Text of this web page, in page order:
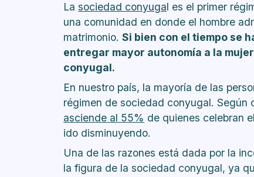
¿Qué pasa con la herencia en
¿Qué ocurre con las deudas
La sociedad conyugal es el primer
una comunidad en donde el hombre
matrimonio. Si bien con el tiempo se
entregar mayor autonomía a la
conyugal.
En nuestro país, la mayoría de las
régimen de sociedad conyugal.
asciende al 55% de quienes celebran
ido disminuyendo.
Una de las razones está dada por la
la figura de la sociedad conyugal, ya